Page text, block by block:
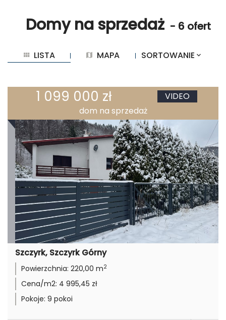
Domy na sprzedaż- 6 ofert
LISTA MAPA SORTOWANIE
1 099 000 zł
VIDEO
dom na sprzedaż
Szczyrk, Szczyrk Górny
Powierzchnia: 220,00 m2
Cena/m2: 4 995,45 zł
Pokoje: 9 pokoi